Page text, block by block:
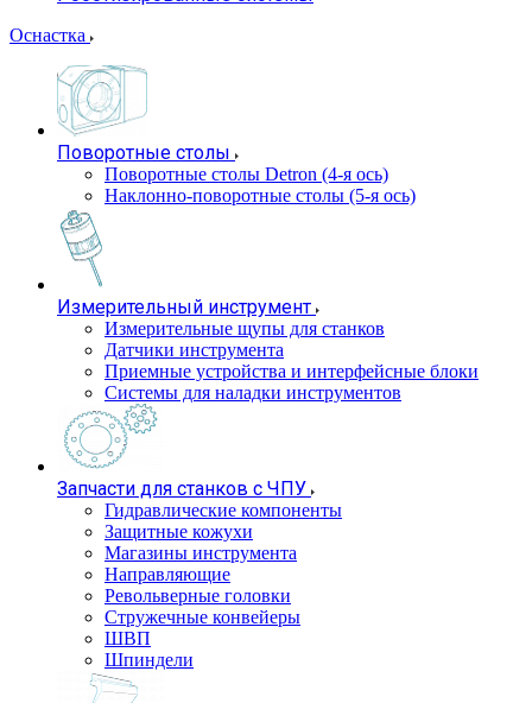
Оснастка
Поворотные столы
Поворотные столы Detron (4-я ось)
Наклонно-поворотные столы (5-я ось)
Измерительный инструмент
Измерительные щупы для станков
Датчики инструмента
Приемные устройства и интерфейсные блоки
Системы для наладки инструментов
Запчасти для станков с ЧПУ
Гидравлические компоненты
Защитные кожухи
Магазины инструмента
Направляющие
Револьверные головки
Стружечные конвейеры
ШВП
Шпиндели